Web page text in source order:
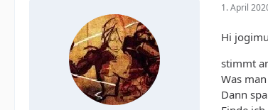
1. April
Hi
stimmt
Was
Dann